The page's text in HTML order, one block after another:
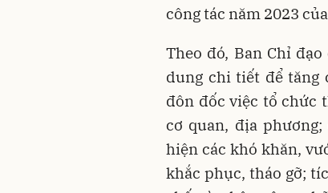
công tác năm 2023
Theo đó, Ban Chỉ
dung chi tiết để tăng
đôn đốc việc tổ chức
cơ quan, địa
hiện các khó khăn,
khắc phục, tháo gỡ;